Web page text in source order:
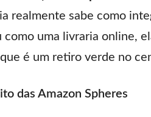
realmente sabe como
como uma livraria online,
é um retiro verde no
das Amazon Spheres